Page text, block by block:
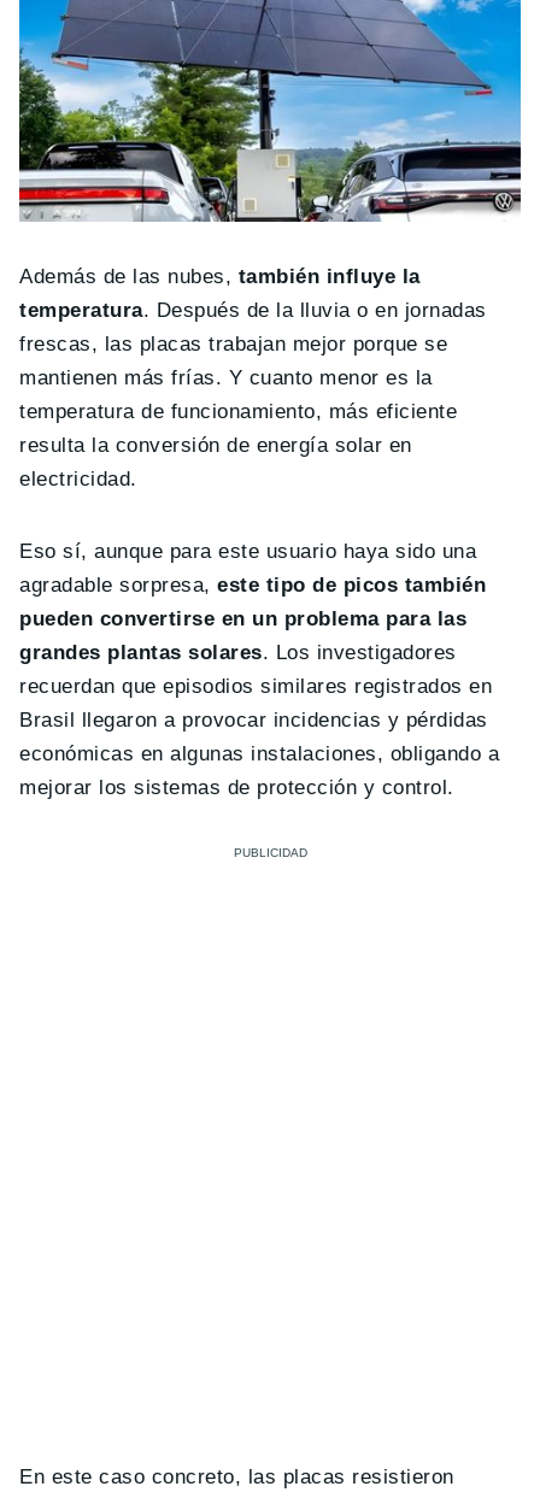
Además de las nubes, también influye la
temperatura. Después de la lluvia o en jornadas
frescas, las placas trabajan mejor porque se
mantienen más frías. Y cuanto menor es la
temperatura de funcionamiento, más eficiente
resulta la conversión de energía solar en
electricidad.
Eso sí, aunque para este usuario haya sido una
agradable sorpresa,este tipo de picos también
pueden convertirse en un problema para las
grandes plantas solares. Los investigadores
recuerdan que episodios similares registrados en
Brasil llegaron a provocar incidencias y pérdidas
económicas en algunas instalaciones, obligando a
mejorar los sistemas de protección y control.
En este caso concreto, las placas resistieron